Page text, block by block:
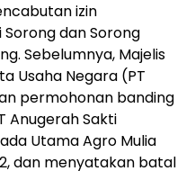
izin
dan Sorong
Sebelumnya, Majelis
Usaha Negara (PT
permohonan banding
Anugerah Sakti
Utama Agro Mulia
dan menyatakan batal